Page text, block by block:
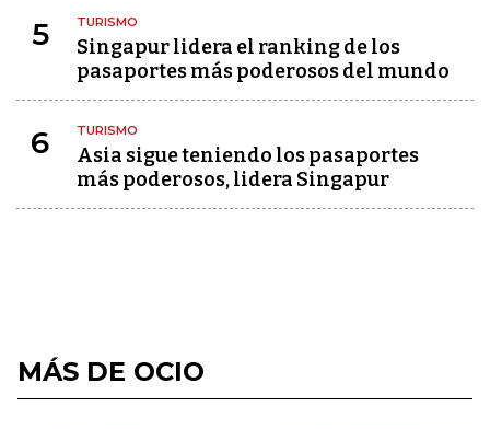
5 TURISMO
Singapur lidera el ranking de los
pasaportes más poderosos del mundo
6 TURISMO
Asia sigue teniendo los pasaportes
más poderosos, lidera Singapur
MÁS DE OCIO